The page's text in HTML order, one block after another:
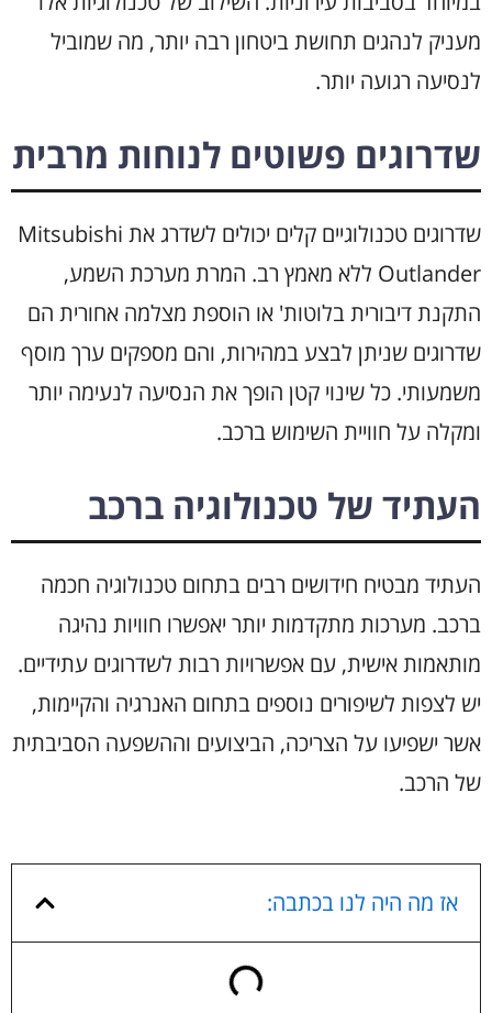
מעניק לנהגים תחושת ביטחון רבה יותר, מה שמוביל
לנסיעה רגועה יותר.
שדרוגים פשוטים לנוחות מרבית
שדרוגים טכנולוגיים קלים יכולים לשדרג את Mitsubishi
Outlander ללא מאמץ רב. המרת מערכת השמע,
התקנת דיבורית בלוטות' או הוספת מצלמה אחורית הם
שדרוגים שניתן לבצע במהירות, והם מספקים ערך מוסף
משמעותי. כל שינוי קטן הופך את הנסיעה לנעימה יותר
ומקלה על חוויית השימוש ברכב.
העתיד של טכנולוגיה ברכב
העתיד מבטיח חידושים רבים בתחום טכנולוגיה חכמה
ברכב. מערכות מתקדמות יותר יאפשרו חוויות נהיגה
מותאמות אישית, עם אפשרויות רבות לשדרוגים עתידיים.
יש לצפות לשיפורים נוספים בתחום האנרגיה והקיימות,
אשר ישפיעו על הצריכה, הביצועים וההשפעה הסביבתית
של הרכב.
אז מה היה לנו בכתבה: